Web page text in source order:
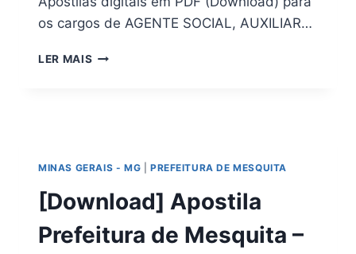
os cargos de AGENTE SOCIAL, AUXILIAR…
LER MAIS PDF
SP
MINAS GERAIS - MG PREFEITURA DE MESQUITA
[Download] Apostila
Prefeitura de Mesquita –